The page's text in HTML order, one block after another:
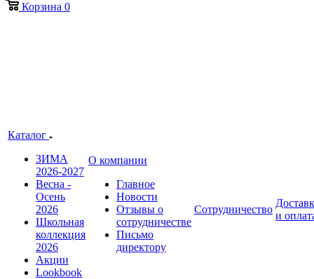
Корзина 0
Каталог
ЗИМА
2026-2027
Весна -
Осень
2026
Школьная
коллекция
2026
Акции
Lookbook
О компании
Главное
Новости
Отзывы о
сотрудничестве
Письмо
директору
Сотрудничество
и